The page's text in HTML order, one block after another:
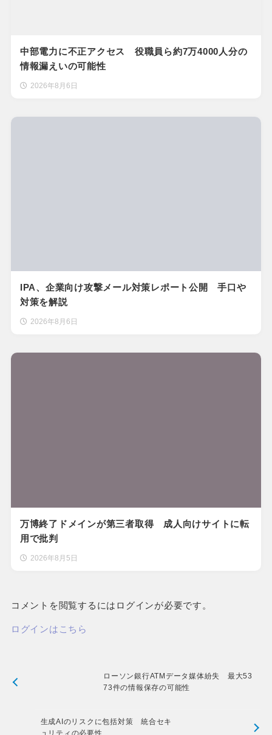
中部電力に不正アクセス 役職員ら約7万4000人分の
情報漏えいの可能性
2026年8月6日
IPA、企業向け攻撃メール対策レポート公開 手口や
対策を解説
2026年8月6日
万博終了ドメインが第三者取得 成人向けサイトに転
用で批判
2026年8月5日
コメントを閲覧するにはログインが必要です。
ログインはこちら
ローソン銀行ATMデータ媒体紛失 最大53
73件の情報保存の可能性
生成AIのリスクに包括対策 統合セキ
ュリティの必要性